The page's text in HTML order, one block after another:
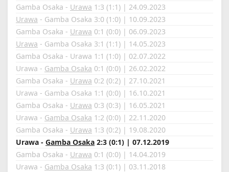
Gamba Osaka - Urawa 1:3 (1:1) | 24.09.2023
Urawa - Gamba Osaka 3:0 (1:0) | 10.09.2023
Gamba Osaka - Urawa 0:1 (0:0) | 06.09.2023
Urawa - Gamba Osaka 3:1 (1:1) | 14.05.2023
Gamba Osaka - Urawa 1:1 (1:0) | 02.07.2022
Urawa - Gamba Osaka 0:1 (0:0) | 26.02.2022
Gamba Osaka - Urawa 0:2 (0:2) | 27.10.2021
Urawa - Gamba Osaka 1:1 (0:0) | 16.10.2021
Gamba Osaka - Urawa 0:3 (0:3) | 16.05.2021
Urawa - Gamba Osaka 1:2 (0:0) | 22.11.2020
Gamba Osaka - Urawa 1:3 (0:2) | 19.08.2020
Urawa - Gamba Osaka 2:3 (0:1) | 07.12.2019
Gamba Osaka - Urawa 0:1 (0:0) | 14.04.2019
Urawa - Gamba Osaka 1:3 (0:1) | 03.11.2018